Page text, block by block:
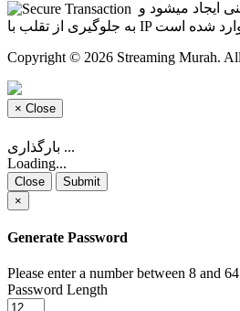
Copyright © 2026 Streaming Murah.
× Close
بارگذاری ...
Loading...
Close
Submit
×
Generate Password
Please enter a number between 8 and
Password Length